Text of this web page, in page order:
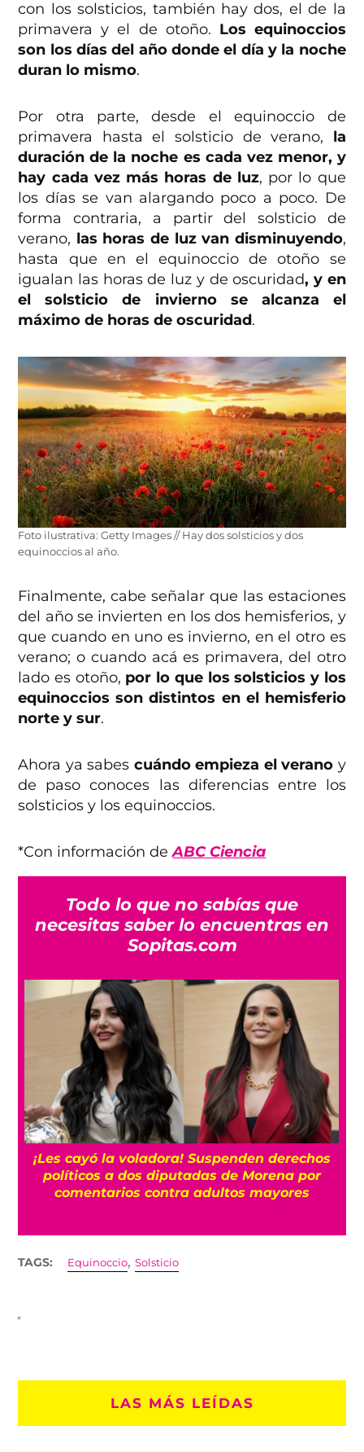
con los solsticios, también hay dos, el de la
primavera y el de otoño. Los equinoccios
son los días del año donde el día y la noche
duran lo mismo.
Por otra parte, desde el equinoccio de
primavera hasta el solsticio de verano, la
duración de la noche es cada vez menor, y
hay cada vez más horas de luz, por lo que
los días se van alargando poco a poco. De
forma contraria, a partir del solsticio de
verano, las horas de luz van disminuyendo,
hasta que en el equinoccio de otoño se
igualan las horas de luz y de oscuridad, y en
el solsticio de invierno se alcanza el
máximo de horas de oscuridad.
Foto ilustrativa: Getty Images // Hay dos solsticios y dos
equinoccios al año.
Finalmente, cabe señalar que las estaciones
del año se invierten en los dos hemisferios, y
que cuando en uno es invierno, en el otro es
verano; o cuando acá es primavera, del otro
lado es otoño, por lo que los solsticios y los
equinoccios son distintos en el hemisferio
norte y sur.
Ahora ya sabes cuándo empieza el verano y
de paso conoces las diferencias entre los
solsticios y los equinoccios.
*Con información deABC Ciencia
Todo lo que no sabías que
necesitas saber lo encuentras en
Sopitas.com
¡Les cayó la voladora! Suspenden derechos
políticos a dos diputadas de Morena por
comentarios contra adultos mayores
TAGS: Equinoccio,Solsticio
LAS MÁS LEÍDAS